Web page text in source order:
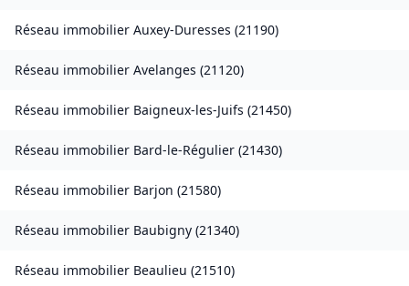
Réseau immobilier Auxey-Duresses (21190)
Réseau immobilier Avelanges (21120)
Réseau immobilier Baigneux-les-Juifs (21450)
Réseau immobilier Bard-le-Régulier (21430)
Réseau immobilier Barjon (21580)
Réseau immobilier Baubigny (21340)
Réseau immobilier Beaulieu (21510)